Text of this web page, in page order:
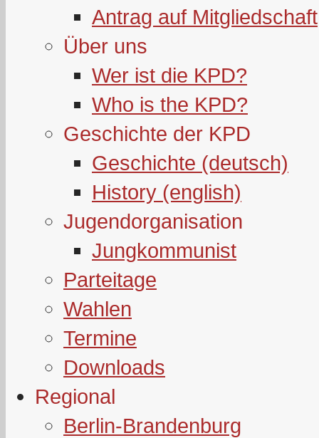
Antrag auf Mitgliedschaft
Über uns
Wer ist die KPD?
Who is the KPD?
Geschichte der KPD
Geschichte (deutsch)
History (english)
Jugendorganisation
Jungkommunist
Parteitage
Wahlen
Termine
Downloads
Regional
Berlin-Brandenburg